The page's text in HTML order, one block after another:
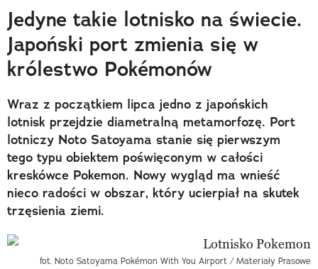
Trendbook Podróżniczy
Polecane
Jedyne takie lotnisko na świecie.
Japoński port zmienia się w
królestwo Pokémonów
Wraz z początkiem lipca jedno z japońskich
lotnisk przejdzie diametralną metamorfozę. Port
lotniczy Noto Satoyama stanie się pierwszym
tego typu obiektem poświęconym w całości
kreskówce Pokemon. Nowy wygląd ma wnieść
nieco radości w obszar, który ucierpiał na skutek
trzęsienia ziemi.
fot. Noto Satoyama Pokémon With You Airport / Materiały Prasowe